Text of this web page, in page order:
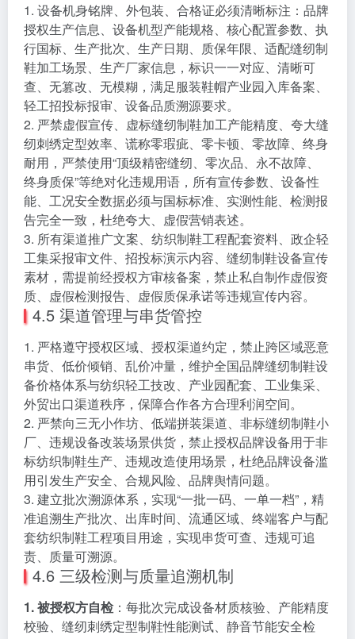
1. 设备机身铭牌、外包装、合格证必须清晰标注：品牌
授权生产信息、设备机型产能规格、核心配置参数、执
行国标、生产批次、生产日期、质保年限、适配缝纫制
鞋加工场景、生产厂家信息，标识一一对应、清晰可
查、无篡改、无模糊，满足服装鞋帽产业园入库备案、
轻工招投标报审、设备品质溯源要求。
2. 严禁虚假宣传、虚标缝纫制鞋加工产能精度、夸大缝
纫刺绣定型效率、谎称零瑕疵、零卡顿、零故障、终身
耐用，严禁使用“顶级精密缝纫、零次品、永不故障、
终身质保”等绝对化违规用语，所有宣传参数、设备性
能、工况安全数据必须与国标标准、实测性能、检测报
告完全一致，杜绝夸大、虚假营销表述。
3. 所有渠道推广文案、纺织制鞋工程配套资料、政企轻
工集采报审文件、招投标演示内容、缝纫制鞋设备宣传
素材，需提前经授权方审核备案，禁止私自制作虚假资
质、虚假检测报告、虚假质保承诺等违规宣传内容。
4.5 渠道管理与串货管控
1. 严格遵守授权区域、授权渠道约定，禁止跨区域恶意
串货、低价倾销、乱价冲量，维护全国品牌缝纫制鞋设
备价格体系与纺织轻工技改、产业园配套、工业集采、
外贸出口渠道秩序，保障合作各方合理利润空间。
2. 严禁向三无小作坊、低端拼装渠道、非标缝纫制鞋小
厂、违规设备改装场景供货，禁止授权品牌设备用于非
标纺织制鞋生产、违规改造使用场景，杜绝品牌设备滥
用引发生产安全、合规风险、品牌舆情问题。
3. 建立批次溯源体系，实现“一批一码、一单一档”，精
准追溯生产批次、出库时间、流通区域、终端客户与配
套纺织制鞋工程项目用途，实现串货可查、违规可追
责、质量可溯源。
4.6 三级检测与质量追溯机制
1. 被授权方自检：每批次完成设备材质核验、产能精度
校验、缝纫刺绣定型制鞋性能测试、静音节能安全检